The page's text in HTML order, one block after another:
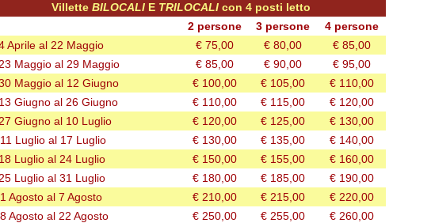
Villette BILOCALI E TRILOCALI con 4 posti letto
2 persone
3 persone
4 persone
Aprile al 22 Maggio
€ 75,00 € 80,00
€ 85,00
Maggio al 29 Maggio
€ 85,00 € 90,00
€ 95,00
Maggio al 12 Giugno
€ 100,00 € 105,00
€ 110,00
Giugno al 26 Giugno
€ 110,00 € 115,00
€ 120,00
Giugno al 10 Luglio
€ 120,00 € 125,00
€ 130,00
Luglio al 17 Luglio
€ 130,00 € 135,00
€ 140,00
Luglio al 24 Luglio € 150,00 € 155,00
€ 160,00
Luglio al 31 Luglio
€ 180,00 € 185,00
€ 190,00
Agosto al 7 Agosto
€ 210,00 € 215,00
€ 220,00
Agosto al 22 Agosto
€ 250,00 € 255,00
€ 260,00